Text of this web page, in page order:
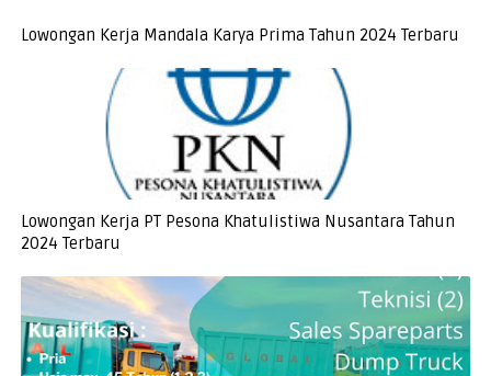
Lowongan Kerja Mandala Karya Prima Tahun 2024 Terbaru
Lowongan Kerja PT Pesona Khatulistiwa Nusantara Tahun
2024 Terbaru